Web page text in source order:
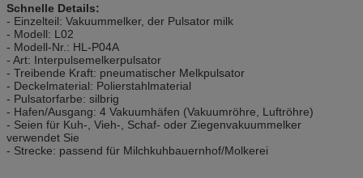
Schnelle Details:
- Einzelteil: Vakuummelker, der Pulsator milk
- Modell: L02
- Modell-Nr.: HL-P04A
- Art: Interpulsemelkerpulsator
- Treibende Kraft: pneumatischer Melkpulsator
- Deckelmaterial: Polierstahlmaterial
- Pulsatorfarbe: silbrig
- Hafen/Ausgang: 4 Vakuumhäfen (Vakuumröhre, Luftröhre)
- Seien für Kuh-, Vieh-, Schaf- oder Ziegenvakuummelker
verwendet Sie
- Strecke: passend für Milchkuhbauernhof/Molkerei